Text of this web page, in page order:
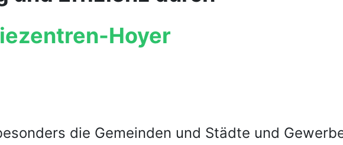
Hoyer
die Gemeinden und Städte und